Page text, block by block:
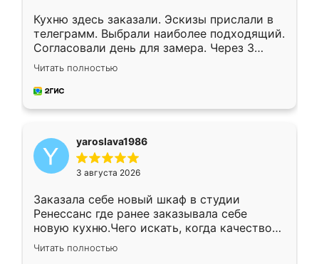
Кухню здесь заказали. Эскизы прислали в
телеграмм. Выбрали наиболее подходящий.
Согласовали день для замера. Через 3
недели кухня была уже готова. Остались
довольны работой. Спасибо Ренессанс
мебель за качественную работу!
Читать полностью
yaroslava1986
3 августа 2026
Заказала себе новый шкаф в студии
Ренессанс где ранее заказывала себе
новую кухню.Чего искать, когда качеством
вполне довольна. Служит кухня уже почти
два года, нареканий нет.
Читать полностью